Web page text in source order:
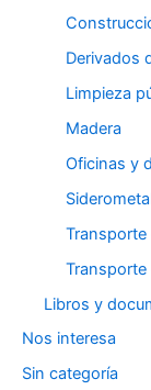
Derivados
Limpieza
Madera
Oficinas y
Transporte
Transporte
Libros y
Nos interesa
Sin categoría